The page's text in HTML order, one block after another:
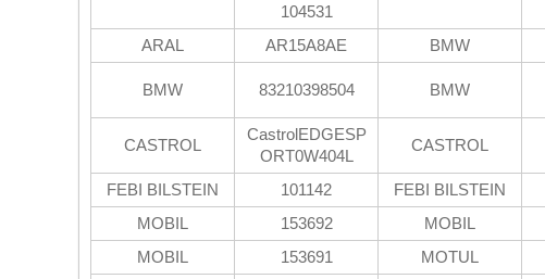
104531
ARAL
AR15A8AE BMW
BMW 83210398504 BMW
CASTROL
CastrolEDGESP
ORT0W404L
CASTROL
FEBI BILSTEIN 101142 FEBI BILSTEIN
MOBIL
153692 MOBIL
MOBIL
153691 MOTUL